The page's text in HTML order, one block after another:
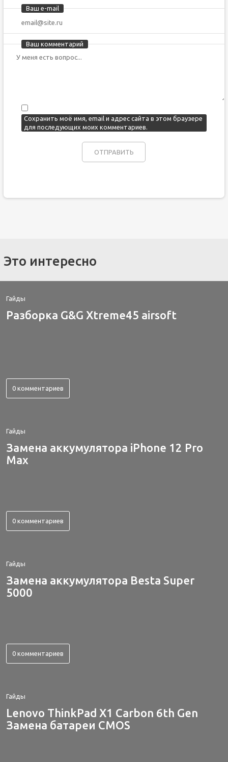
Ваш e-mail
Ваш комментарий
Сохранить моё имя, email и адрес сайта в этом браузере
для последующих моих комментариев.
Это интересно
Гайды
Разборка G&G Xtreme45 airsoft
0 комментариев
Гайды
Замена аккумулятора iPhone 12 Pro
Max
0 комментариев
Гайды
Замена аккумулятора Besta Super
5000
0 комментариев
Гайды
Lenovo ThinkPad X1 Carbon 6th Gen
Замена батареи CMOS